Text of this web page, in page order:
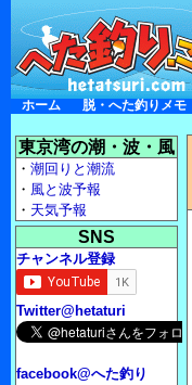
ホーム 脱・へた釣りメモ
東京湾の潮・波・風
・ 潮回りと潮流
・ 風と波予報
・ 天気予報
SNS
チャンネル登録
Twitter@hetaturi
facebook@へた釣り